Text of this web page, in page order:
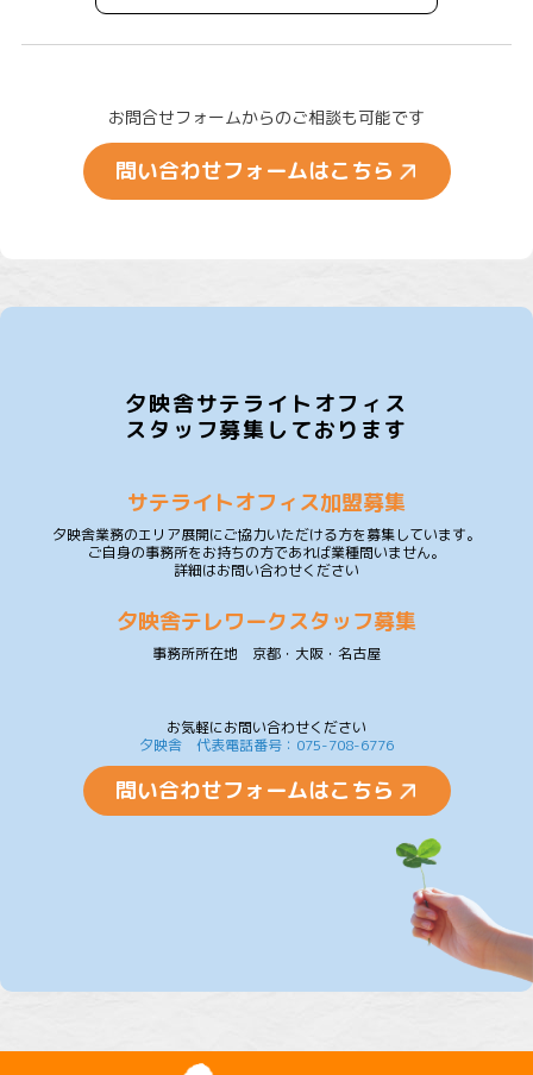
お問合せフォームからのご相談も可能です
問い合わせフォームはこちら
夕映舎サテライトオフィス
スタッフ募集しております
サテライトオフィス加盟募集
夕映舎業務のエリア展開にご協力いただける方を募集しています。
ご自身の事務所をお持ちの方であれば業種問いません。
詳細はお問い合わせください
夕映舎テレワークスタッフ募集
事務所所在地 京都・大阪・名古屋
お気軽にお問い合わせください
夕映舎 代表電話番号：075-708-6776
問い合わせフォームはこちら